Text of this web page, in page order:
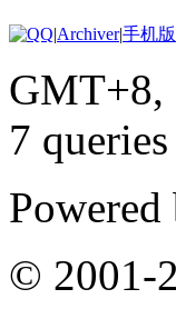
|Archiver|手机版
GMT+8,
7
Powered
© 2001-